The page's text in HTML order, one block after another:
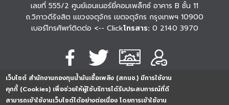
เว็บไซต์ สำนักงานกองทุนน้ำมันเชื้อเพลิง (สกนช.) มีการใช้งาน
คุกกี้ (Cookies) เพื่อช่วยให้ผู้ใช้บริการได้รับประสบการณ์ที่ดี
สามารถเข้าใช้งานเว็บไซต์ได้อย่างต่อเนื่อง โดยการเข้าใช้งาน
เลขที่ 555/2 ศูนย์เอนเนอร์ยี่คอมเพล็กซ์ อาคาร B ชั้น 11
ถ.วิภาวดีรังสิต แขวงจตุจักร เขตจตุจักร กรุงเทพฯ 10900
เบอร์โทรศัพท์ติดต่อ <-- Clickโทรสาร: 0 2140 3970
นโยบายการคุ้มครอง
ข้อมูลส่วนบุคคล
นโยบายการรักษาความ
มั่นคงปลอดภัย